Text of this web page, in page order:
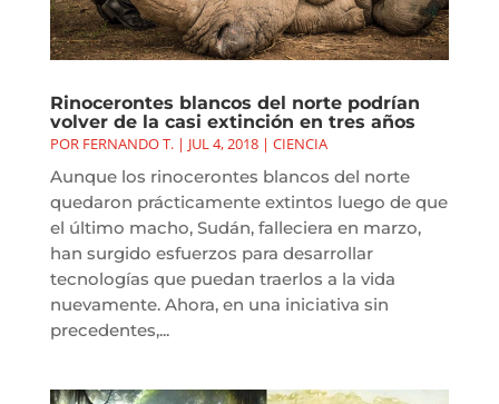
Rinocerontes blancos del norte podrían
volver de la casi extinción en tres años
POR FERNANDO T.| JUL 4, 2018| CIENCIA
Aunque los rinocerontes blancos del norte
quedaron prácticamente extintos luego de que
el último macho, Sudán, falleciera en marzo,
han surgido esfuerzos para desarrollar
tecnologías que puedan traerlos a la vida
nuevamente. Ahora, en una iniciativa sin
precedentes,...